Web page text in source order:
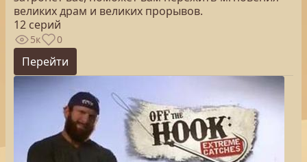
великих драм и великих прорывов.
12 серий
5к 0
Перейти